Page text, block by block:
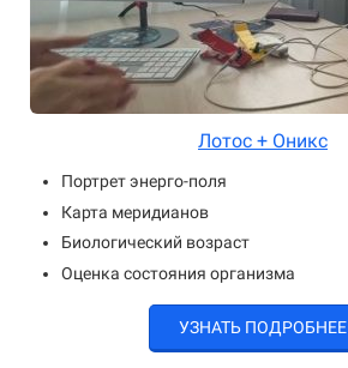
Лотос + Оникс
Портрет энерго-поля
Карта меридианов
Биологический возраст
Оценка состояния организма
УЗНАТЬ ПОДРОБНЕЕ